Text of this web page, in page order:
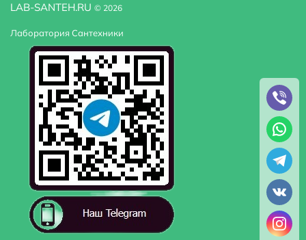
LAB-SANTEH.RU © 2026
Лаборатория Сантехники